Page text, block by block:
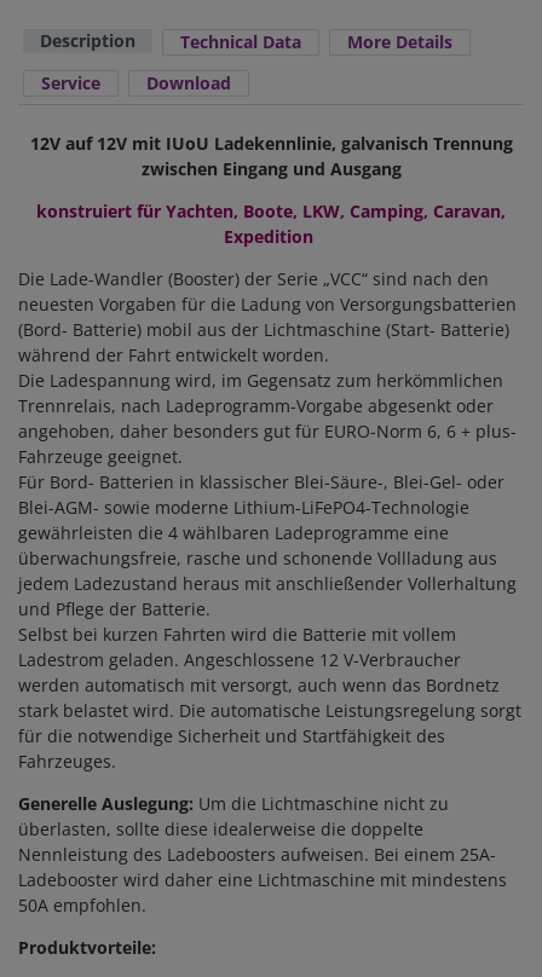
Description Technical Data
More Details
Service
Download
12V auf 12V mit IUoU Ladekennlinie, galvanisch Trennung
zwischen Eingang und Ausgang
konstruiert für Yachten, Boote, LKW, Camping, Caravan,
Expedition
Die Lade-Wandler (Booster) der Serie „VCC“ sind nach den
neuesten Vorgaben für die Ladung von Versorgungsbatterien
(Bord- Batterie) mobil aus der Lichtmaschine (Start- Batterie)
während der Fahrt entwickelt worden.
Die Ladespannung wird, im Gegensatz zum herkömmlichen
Trennrelais, nach Ladeprogramm-Vorgabe abgesenkt oder
angehoben, daher besonders gut für EURO-Norm 6, 6 + plus-
Fahrzeuge geeignet.
Für Bord- Batterien in klassischer Blei-Säure-, Blei-Gel- oder
Blei-AGM- sowie moderne Lithium-LiFePO4-Technologie
gewährleisten die 4 wählbaren Ladeprogramme eine
überwachungsfreie, rasche und schonende Vollladung aus
jedem Ladezustand heraus mit anschließender Vollerhaltung
und Pflege der Batterie.
Selbst bei kurzen Fahrten wird die Batterie mit vollem
Ladestrom geladen. Angeschlossene 12 V-Verbraucher
werden automatisch mit versorgt, auch wenn das Bordnetz
stark belastet wird. Die automatische Leistungsregelung sorgt
für die notwendige Sicherheit und Startfähigkeit des
Fahrzeuges.
Generelle Auslegung: Um die Lichtmaschine nicht zu
überlasten, sollte diese idealerweise die doppelte
Nennleistung des Ladeboosters aufweisen. Bei einem 25A-
Ladebooster wird daher eine Lichtmaschine mit mindestens
50A empfohlen.
Produktvorteile: